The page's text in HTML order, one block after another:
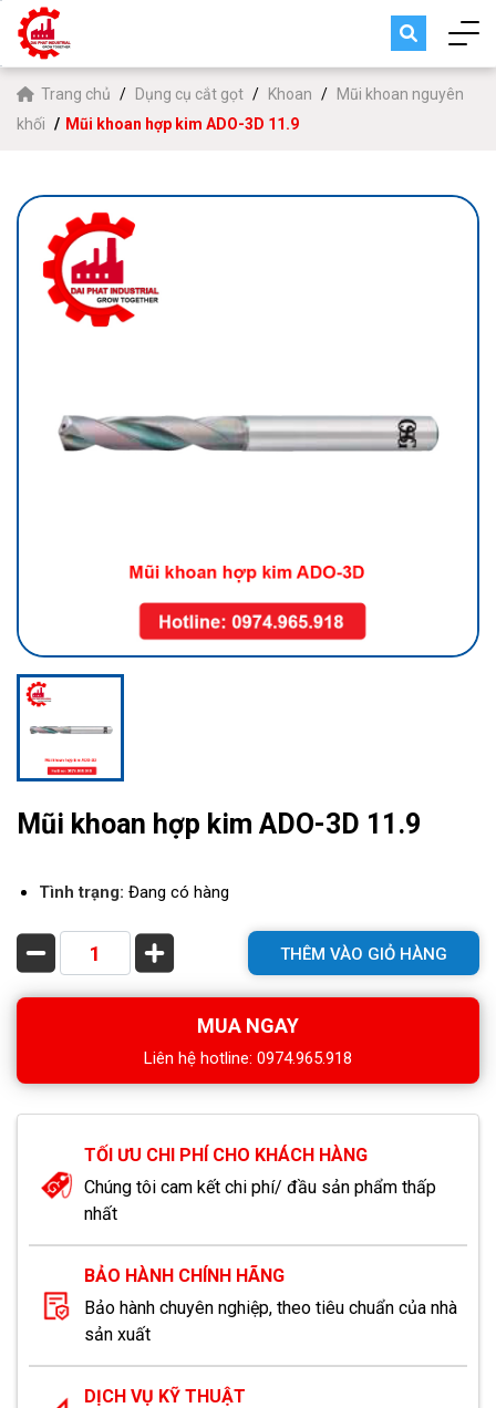
Trang chủ Dụng cụ cắt gọt Khoan
Mũi khoan nguyên
khối
Mũi khoan hợp kim ADO-3D 11.9
Mũi khoan hợp kim ADO-3D 11.9
Tình trạng: Đang có hàng
THÊM VÀO GIỎ HÀNG
MUA NGAY
Liên hệ hotline: 0974.965.918
TỐI ƯU CHI PHÍ CHO KHÁCH HÀNG
Chúng tôi cam kết chi phí/ đầu sản phẩm thấp
nhất
BẢO HÀNH CHÍNH HÃNG
Bảo hành chuyên nghiệp, theo tiêu chuẩn của nhà
sản xuất
DỊCH VỤ KỸ THUẬT